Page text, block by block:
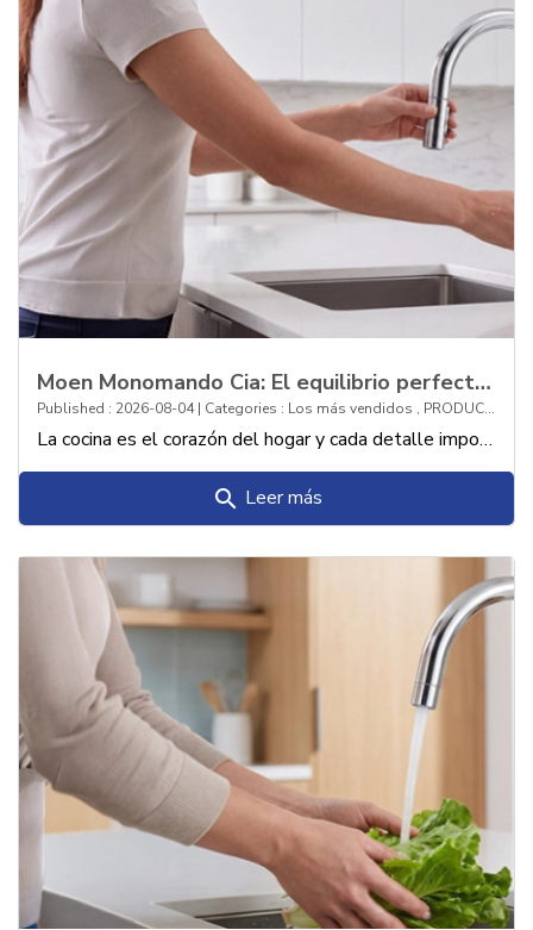
Moen Monomando Cia: El equilibrio perfecto entre tecnología, elegancia y funcion
Published : 2026-08-04 | Categories : Los más vendidos , PRODUCTOS
La cocina es el corazón del hogar y cada detalle importa. Este monomando combina estilo vanguardista y tecnología para transformar tu experiencia culinaria.
search Leer más